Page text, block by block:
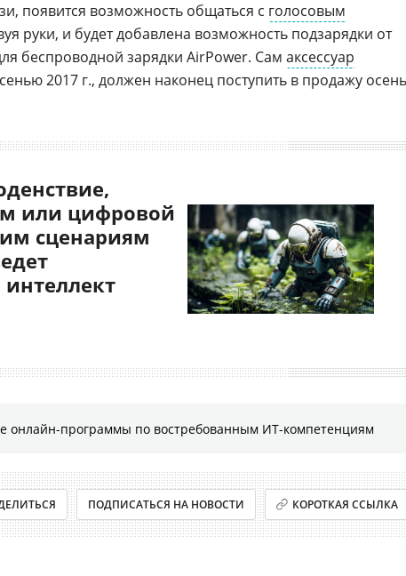
появится возможность общаться с голосовым
руки, и будет добавлена возможность подзарядки от
беспроводной зарядки AirPower. Сам аксессуар
2017 г., должен наконец поступить в продажу
или цифровой
сценариям
онлайн-программы по востребованным ИТ-компетенциям
ПОДПИСАТЬСЯ НА НОВОСТИ КОРОТКАЯ ССЫЛКА